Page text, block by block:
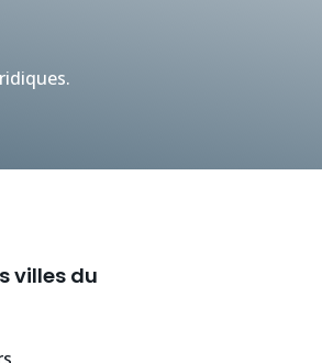
villes du